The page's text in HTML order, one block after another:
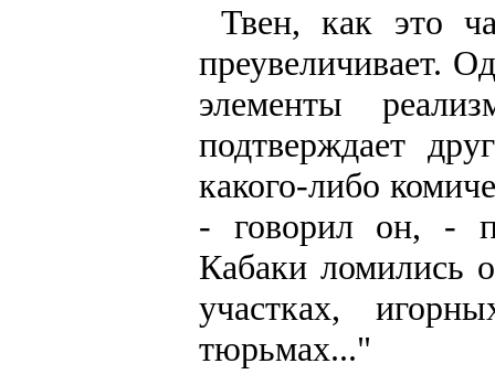
Твен, как это
преувеличивает.
элементы
подтверждает
какого-либо
- говорил он, -
Кабаки ломились
участках,
тюрьмах..."